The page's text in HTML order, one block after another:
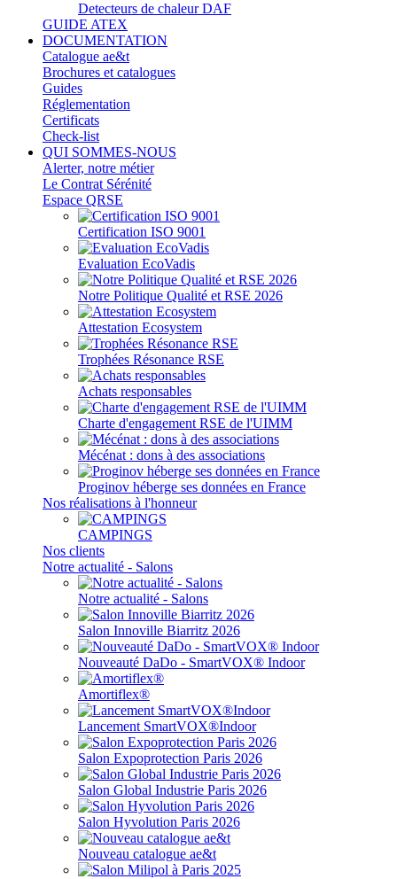
Detecteurs de chaleur DAF
GUIDE ATEX
DOCUMENTATION
Catalogue ae&t
Brochures et catalogues
Guides
Réglementation
Certificats
Check-list
QUI SOMMES-NOUS
Alerter, notre métier
Le Contrat Sérénité
Espace QRSE
Certification ISO 9001
Evaluation EcoVadis
Notre Politique Qualité et RSE 2026
Attestation Ecosystem
Trophées Résonance RSE
Achats responsables
Charte d'engagement RSE de l'UIMM
Mécénat : dons à des associations
Proginov héberge ses données en France
Nos réalisations à l'honneur
CAMPINGS
Nos clients
Notre actualité - Salons
Notre actualité - Salons
Salon Innoville Biarritz 2026
Nouveauté DaDo - SmartVOX® Indoor
Amortiflex®
Lancement SmartVOX®Indoor
Salon Expoprotection Paris 2026
Salon Global Industrie Paris 2026
Salon Hyvolution Paris 2026
Nouveau catalogue ae&t